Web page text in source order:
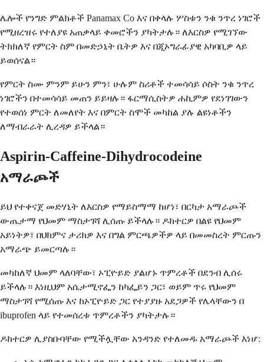
ሌሎች የንግድ ምልክቶች Panamax Co እና በቀላሉ ሦስቱን ንቁ ንጥረ ነገሮች
የሚዘረዝሩ የተለያዩ አጠቃላይ ቀመሮችን ያካትታሉ። ለእርስዎ የሚገኘው
ትክክለኛ የምርት ስም በመድኃኒት ቤትዎ እና በጂኦግራፊያዊ አካባቢዎ ላይ
ይወሰናል።
የምርት ስሙ ምንም ይሁን ምን፣ ሁሉም ስሪቶች ተመሳሳይ ሶስት ንቁ ንጥረ
ነገሮችን በተመሳሳይ መጠን ይይዛሉ። ፋርማሲስትዎ ሐኪምዎ የደነገገውን
የተወሰነ ምርት ለመለየት እና በምርት ስሞች መካከል ያሉ ልዩነቶችን
ለማብራራት ሊረዳዎ ይችላል።
Aspirin-Caffeine-Dihydrocodeine
አማራጮች
ይህ የተቀናጀ መድሃኒት ለእርስዎ የማይስማማ ከሆነ፣ በርካታ አማራጮች
ውጤታማ የህመም ማስታገሻ ሊሰጡ ይችላሉ። ዶክተርዎ በልዩ የህመም
አይነትዎ፣ በህክምና ታሪክዎ እና በግል ምርጫዎችዎ ላይ በመመስረት ምርጡን
አማራጭ ይመርጣሉ።
መካከለኛ ህመም ላለባቸው፣ ኦፒዮይድ ያልሆኑ ጥምረቶች በደንብ ሊሰሩ
ይችላሉ። እነዚህም አሴታሚኖፌን ከካፌይን ጋር፣ ወይም ጥሩ የህመም
ማስታገሻ የሚሰጡ እና ከኦፒዮይድ ጋር የተያያዙ አደጋዎች የሌላቸውን በ
ibuprofen ላይ የተመሰረቱ ጥምረቶችን ያካትታሉ።
ዶክተርዎ ሊያስቡባቸው የሚችሏቸው አንዳንድ የተለመዱ አማራጮች እነሆ: